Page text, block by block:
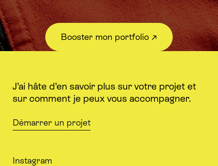
Booster mon portfolio ↗︎
J’ai hâte d’en savoir plus sur votre projet et
sur comment je peux vous accompagner.
Démarrer un projet
Instagram